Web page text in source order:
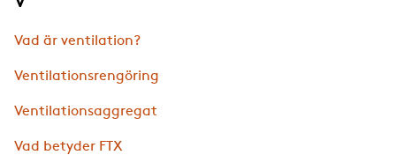
Vad är ventilation?
Ventilationsrengöring
Ventilationsaggregat
Vad betyder FTX